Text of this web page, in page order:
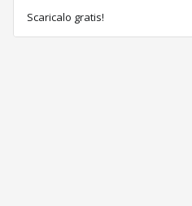
Scaricalo gratis!